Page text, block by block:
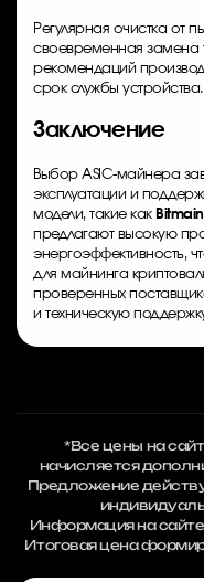
Регулярная очистка от
своевременная замена
рекомендаций
срок службы устройства.
Заключение
Выбор ASIC-майнера
эксплуатации и
модели, такие как
предлагают высокую
энергоэффективность,
для майнинга
проверенных
и техническую
*Все цены на
начисляется
Предложение
Информация на
Итоговая цена